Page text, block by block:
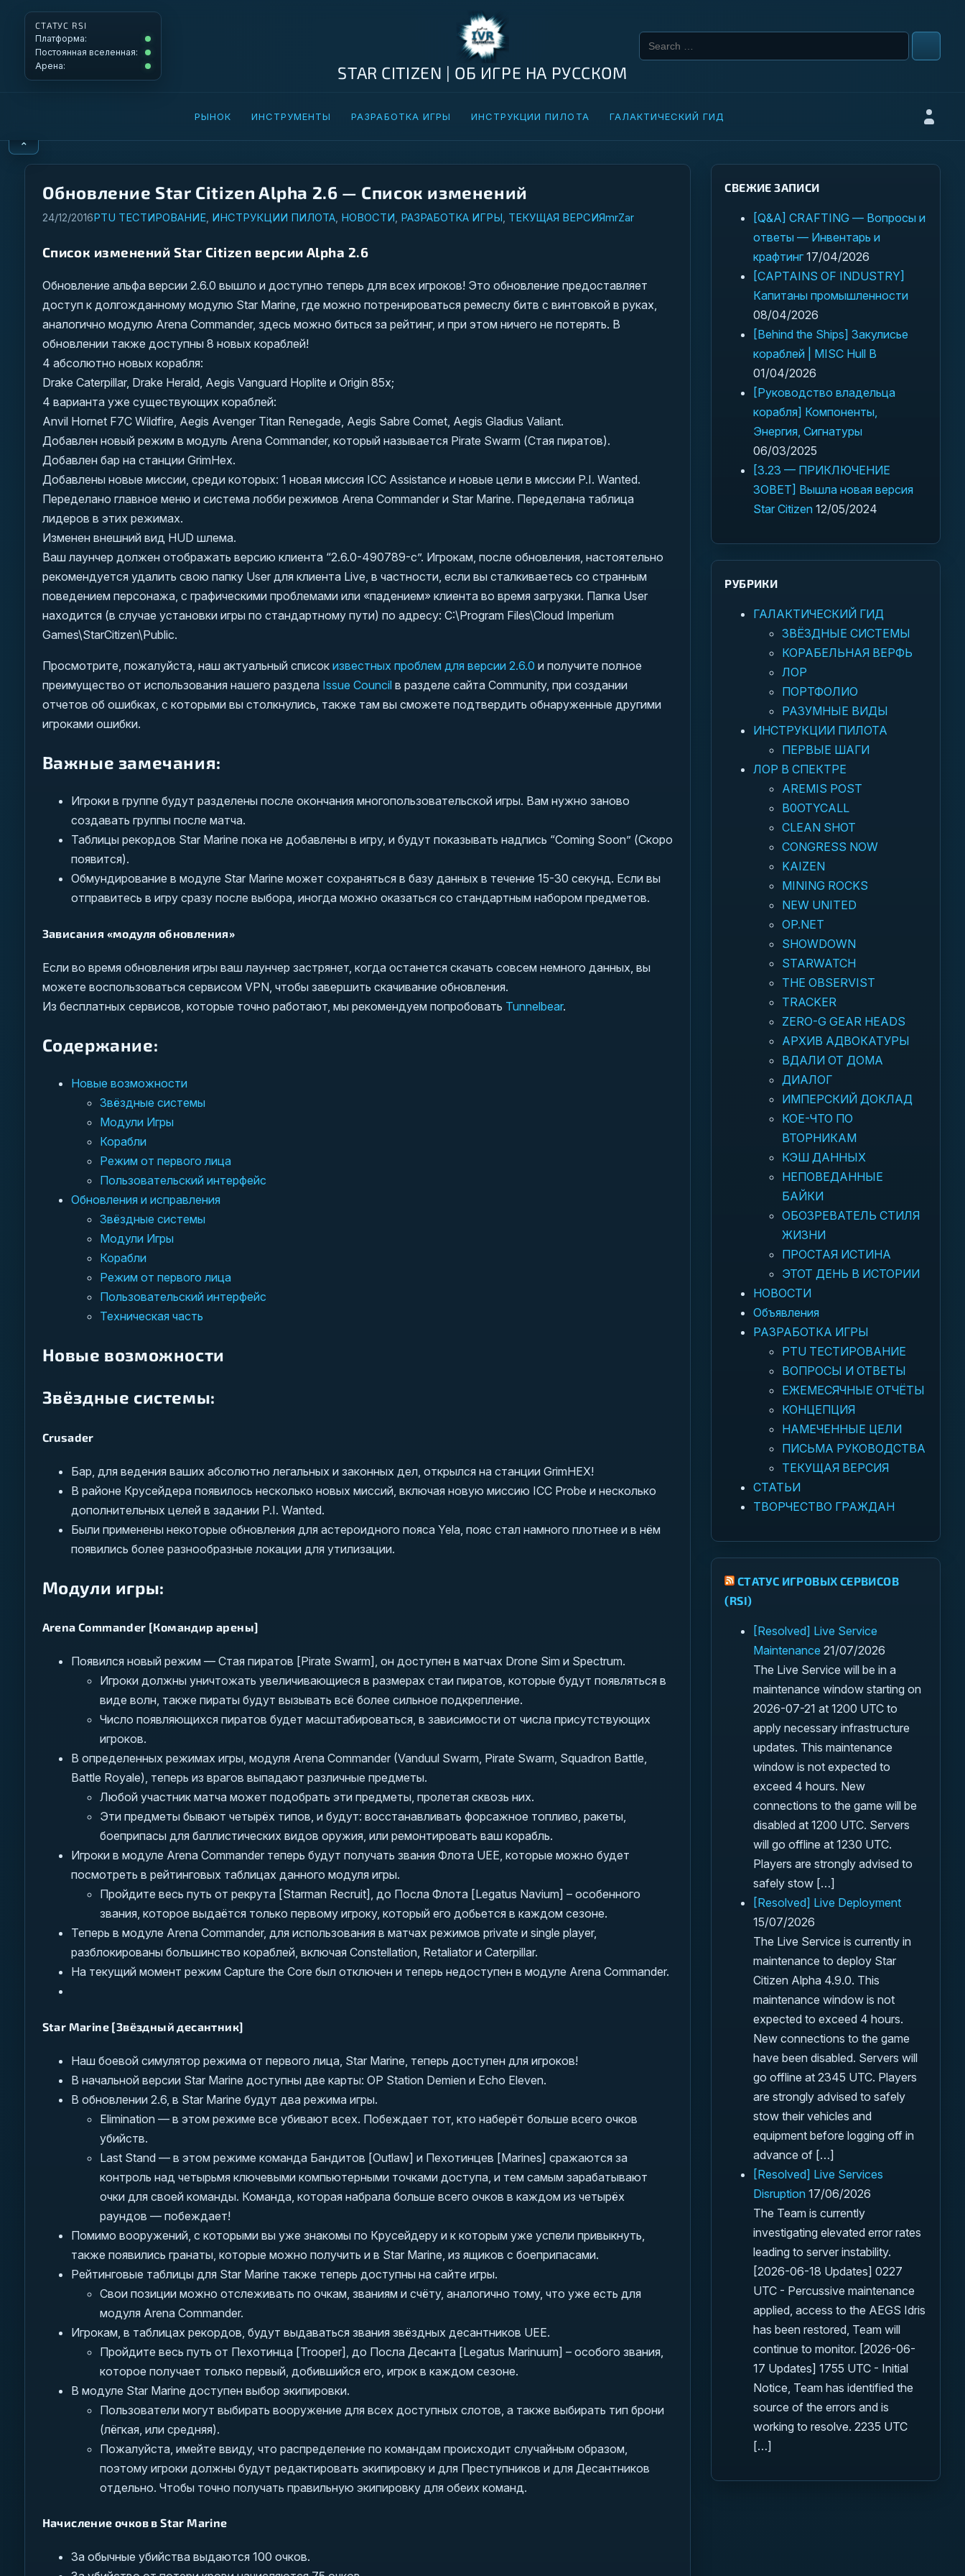
СТАТУС RSI
Платформа:
Платформа: Operational
Постоянная вселенная:
Постоянная вселенная: Operational
Арена:
Арена: Operational STAR CITIZEN | ОБ ИГРЕ НА РУССКОМ
Search for:
РЫНОК ИНСТРУМЕНТЫ РАЗРАБОТКА ИГРЫ ИНСТРУКЦИИ ПИЛОТА ГАЛАКТИЧЕСКИЙ ГИД Войти
⌃
Обновление Star Citizen Alpha 2.6 — Список изменений
24/12/2016PTU ТЕСТИРОВАНИЕ, ИНСТРУКЦИИ ПИЛОТА, НОВОСТИ, РАЗРАБОТКА ИГРЫ, ТЕКУЩАЯ ВЕРСИЯmrZar
Список изменений Star Citizen версии Alpha 2.6
Обновление альфа версии 2.6.0 вышло и доступно теперь для всех игроков! Это обновление предоставляет
доступ к долгожданному модулю Star Marine, где можно потренироваться ремеслу битв с винтовкой в руках,
аналогично модулю Arena Commander, здесь можно биться за рейтинг, и при этом ничего не потерять. В
обновлении также доступны 8 новых кораблей!
4 абсолютно новых корабля:
Drake Caterpillar, Drake Herald, Aegis Vanguard Hoplite и Origin 85x;
4 варианта уже существующих кораблей:
Anvil Hornet F7C Wildfire, Aegis Avenger Titan Renegade, Aegis Sabre Comet, Aegis Gladius Valiant.
Добавлен новый режим в модуль Arena Commander, который называется Pirate Swarm (Стая пиратов).
Добавлен бар на станции GrimHex.
Добавлены новые миссии, среди которых: 1 новая миссия ICC Assistance и новые цели в миссии P.I. Wanted.
Переделано главное меню и система лобби режимов Arena Commander и Star Marine. Переделана таблица
лидеров в этих режимах.
Изменен внешний вид HUD шлема.
Ваш лаунчер должен отображать версию клиента “2.6.0-490789-c”. Игрокам, после обновления, настоятельно
рекомендуется удалить свою папку User для клиента Live, в частности, если вы сталкиваетесь со странным
поведением персонажа, с графическими проблемами или «падением» клиента во время загрузки. Папка User
находится (в случае установки игры по стандартному пути) по адресу: C:\Program Files\Cloud Imperium
Games\StarCitizen\Public.
Просмотрите, пожалуйста, наш актуальный список известных проблем для версии 2.6.0 и получите полное
преимущество от использования нашего раздела Issue Councilв разделе сайта Community, при создании
отчетов об ошибках, с которыми вы столкнулись, также там вы сможете подтвердить обнаруженные другими
игроками ошибки.
Важные замечания:
Игроки в группе будут разделены после окончания многопользовательской игры. Вам нужно заново
создавать группы после матча.
Таблицы рекордов Star Marine пока не добавлены в игру, и будут показывать надпись “Coming Soon” (Скоро
появится).
Обмундирование в модуле Star Marine может сохраняться в базу данных в течение 15-30 секунд. Если вы
отправитесь в игру сразу после выбора, иногда можно оказаться со стандартным набором предметов.
Зависания «модуля обновления»
Если во время обновления игры ваш лаунчер застрянет, когда останется скачать совсем немного данных, вы
можете воспользоваться сервисом VPN, чтобы завершить скачивание обновления.
Из бесплатных сервисов, которые точно работают, мы рекомендуем попробовать Tunnelbear.
Содержание:
Новые возможности
Звёздные системы
Модули Игры
Корабли
Режим от первого лица
Пользовательский интерфейс
Обновления и исправления
Звёздные системы
Модули Игры
Корабли
Режим от первого лица
Пользовательский интерфейс
Техническая часть
Новые возможности
Звёздные системы:
Crusader
Бар, для ведения ваших абсолютно легальных и законных дел, открылся на станции GrimHEX!
В районе Крусейдера появилось несколько новых миссий, включая новую миссию ICC Probe и несколько
дополнительных целей в задании P.I. Wanted.
Были применены некоторые обновления для астероидного пояса Yela, пояс стал намного плотнее и в нём
появились более разнообразные локации для утилизации.
Модули игры:
Arena Commander [Командир арены]
Появился новый режим — Стая пиратов [Pirate Swarm], он доступен в матчах Drone Sim и Spectrum.
Игроки должны уничтожать увеличивающиеся в размерах стаи пиратов, которые будут появляться в
виде волн, также пираты будут вызывать всё более сильное подкрепление.
Число появляющихся пиратов будет масштабироваться, в зависимости от числа присутствующих
игроков.
В определенных режимах игры, модуля Arena Commander (Vanduul Swarm, Pirate Swarm, Squadron Battle,
Battle Royale), теперь из врагов выпадают различные предметы.
Любой участник матча может подобрать эти предметы, пролетая сквозь них.
Эти предметы бывают четырёх типов, и будут: восстанавливать форсажное топливо, ракеты,
боеприпасы для баллистических видов оружия, или ремонтировать ваш корабль.
Игроки в модуле Arena Commander теперь будут получать звания Флота UEE, которые можно будет
посмотреть в рейтинговых таблицах данного модуля игры.
Пройдите весь путь от рекрута [Starman Recruit], до Посла Флота [Legatus Navium] – особенного
звания, которое выдаётся только первому игроку, который его добьется в каждом сезоне.
Теперь в модуле Arena Commander, для использования в матчах режимов private и single player,
разблокированы большинство кораблей, включая Constellation, Retaliator и Caterpillar.
На текущий момент режим Capture the Core был отключен и теперь недоступен в модуле Arena Commander.
Star Marine [Звёздный десантник]
Наш боевой симулятор режима от первого лица, Star Marine, теперь доступен для игроков!
В начальной версии Star Marine доступны две карты: OP Station Demien и Echo Eleven.
В обновлении 2.6, в Star Marine будут два режима игры.
Elimination — в этом режиме все убивают всех. Побеждает тот, кто наберёт больше всего очков
убийств.
Last Stand — в этом режиме команда Бандитов [Outlaw] и Пехотинцев [Marines] сражаются за
контроль над четырьмя ключевыми компьютерными точками доступа, и тем самым зарабатывают
очки для своей команды. Команда, которая набрала больше всего очков в каждом из четырёх
раундов — побеждает!
Помимо вооружений, с которыми вы уже знакомы по Крусейдеру и к которым уже успели привыкнуть,
также появились гранаты, которые можно получить и в Star Marine, из ящиков с боеприпасами.
Рейтинговые таблицы для Star Marine также теперь доступны на сайте игры.
Свои позиции можно отслеживать по очкам, званиям и счёту, аналогично тому, что уже есть для
модуля Arena Commander.
Игрокам, в таблицах рекордов, будут выдаваться звания звёздных десантников UEE.
Пройдите весь путь от Пехотинца [Trooper], до Посла Десанта [Legatus Marinuum] – особого звания,
которое получает только первый, добившийся его, игрок в каждом сезоне.
В модуле Star Marine доступен выбор экипировки.
Пользователи могут выбирать вооружение для всех доступных слотов, а также выбирать тип брони
(лёгкая, или средняя).
Пожалуйста, имейте ввиду, что распределение по командам происходит случайным образом,
поэтому игроки должны будут редактировать экипировку и для Преступников и для Десантников
отдельно. Чтобы точно получать правильную экипировку для обеих команд.
Начисление очков в Star Marine
За обычные убийства выдаются 100 очков.
СВЕЖИЕ ЗАПИСИ
[Q&A] CRAFTING — Вопросы и
ответы — Инвентарь и
крафтинг 17/04/2026
[CAPTAINS OF INDUSTRY]
Капитаны промышленности
08/04/2026
[Behind the Ships] Закулисье
кораблей | MISC Hull B
01/04/2026
[Руководство владельца
корабля] Компоненты,
Энергия, Сигнатуры
06/03/2025
[3.23 — ПРИКЛЮЧЕНИЕ
ЗОВЕТ] Вышла новая версия
Star Citizen 12/05/2024
РУБРИКИ
ГАЛАКТИЧЕСКИЙ ГИД
ЗВЁЗДНЫЕ СИСТЕМЫ
КОРАБЕЛЬНАЯ ВЕРФЬ
ЛОР
ПОРТФОЛИО
РАЗУМНЫЕ ВИДЫ
ИНСТРУКЦИИ ПИЛОТА
ПЕРВЫЕ ШАГИ
ЛОР В СПЕКТРЕ
AREMIS POST
B0OTYCALL
CLEAN SHOT
CONGRESS NOW
KAIZEN
MINING ROCKS
NEW UNITED
OP.NET
SHOWDOWN
STARWATCH
THE OBSERVIST
TRACKER
ZERO-G GEAR HEADS
АРХИВ АДВОКАТУРЫ
ВДАЛИ ОТ ДОМА
ДИАЛОГ
ИМПЕРСКИЙ ДОКЛАД
КОЕ-ЧТО ПО
ВТОРНИКАМ
КЭШ ДАННЫХ
НЕПОВЕДАННЫЕ
БАЙКИ
ОБОЗРЕВАТЕЛЬ СТИЛЯ
ЖИЗНИ
ПРОСТАЯ ИСТИНА
ЭТОТ ДЕНЬ В ИСТОРИИ
НОВОСТИ
Объявления
РАЗРАБОТКА ИГРЫ
PTU ТЕСТИРОВАНИЕ
ВОПРОСЫ И ОТВЕТЫ
ЕЖЕМЕСЯЧНЫЕ ОТЧЁТЫ
КОНЦЕПЦИЯ
НАМЕЧЕННЫЕ ЦЕЛИ
ПИСЬМА РУКОВОДСТВА
ТЕКУЩАЯ ВЕРСИЯ
СТАТЬИ
ТВОРЧЕСТВО ГРАЖДАН
СТАТУС ИГРОВЫХ СЕРВИСОВ
(RSI)
[Resolved] Live Service
Maintenance 21/07/2026
The Live Service will be in a
maintenance window starting on
2026-07-21 at 1200 UTC to
apply necessary infrastructure
updates. This maintenance
window is not expected to
exceed 4 hours. New
connections to the game will be
disabled at 1200 UTC. Servers
will go offline at 1230 UTC.
Players are strongly advised to
safely stow […]
[Resolved] Live Deployment
15/07/2026
The Live Service is currently in
maintenance to deploy Star
Citizen Alpha 4.9.0. This
maintenance window is not
expected to exceed 4 hours.
New connections to the game
have been disabled. Servers will
go offline at 2345 UTC. Players
are strongly advised to safely
stow their vehicles and
equipment before logging off in
advance of […]
[Resolved] Live Services
Disruption 17/06/2026
The Team is currently
investigating elevated error rates
leading to server instability.
[2026-06-18 Updates] 0227
UTC - Percussive maintenance
applied, access to the AEGS Idris
has been restored, Team will
continue to monitor. [2026-06-
17 Updates] 1755 UTC - Initial
Notice, Team has identified the
source of the errors and is
working to resolve. 2235 UTC
[…]